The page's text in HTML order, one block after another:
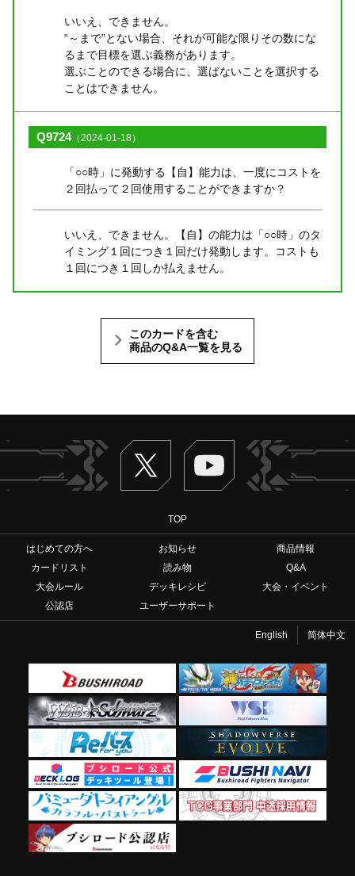
いいえ、できません。
“～まで”とない場合、それが可能な限りその数にな
るまで目標を選ぶ義務があります。
選ぶことのできる場合に、選ばないことを選択する
ことはできません。
Q9724（2024-01-18）
「○○時」に発動する【自】能力は、一度にコストを
２回払って２回使用することができますか？
いいえ、できません。【自】の能力は「○○時」のタ
イミング１回につき１回だけ発動します。コストも
１回につき１回しか払えません。
このカードを含む
商品のQ&A一覧を見る
Twitter ヴァンガードch
TOP
はじめての方へ お知らせ
商品情報
カードリスト
読み物
Q&A
大会ルール
デッキレシピ
大会・イベント
公認店
ユーザーサポート
English 简体中文